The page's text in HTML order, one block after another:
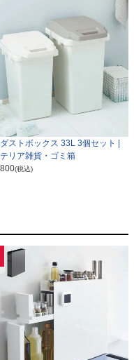
ストボックス 33L 3個セット |
リア雑貨・ゴミ箱
(税込)